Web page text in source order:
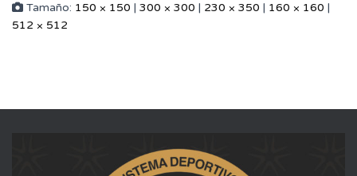
Tamaño: 150 × 150 | 300 × 300 | 230 × 350 | 160 × 160 |
512 × 512